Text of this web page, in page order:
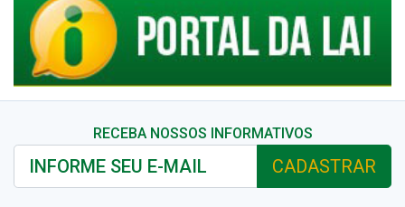
RECEBA NOSSOS INFORMATIVOS
CADASTRAR